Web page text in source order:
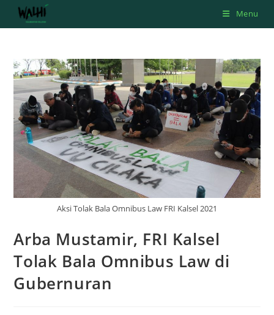
Menu
Aksi Tolak Bala Omnibus Law FRI Kalsel 2021
Arba Mustamir, FRI Kalsel
Tolak Bala Omnibus Law di
Gubernuran